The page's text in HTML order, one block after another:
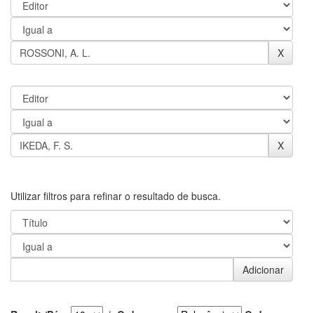
Utilizar filtros para refinar o resultado de busca.